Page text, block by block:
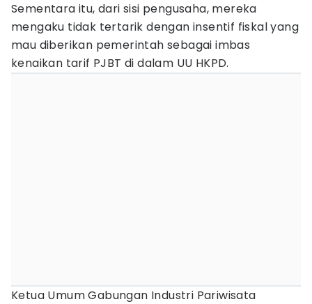
Sementara itu, dari sisi pengusaha, mereka
mengaku tidak tertarik dengan insentif fiskal yang
mau diberikan pemerintah sebagai imbas
kenaikan tarif PJBT di dalam UU HKPD.
Ketua Umum Gabungan Industri Pariwisata